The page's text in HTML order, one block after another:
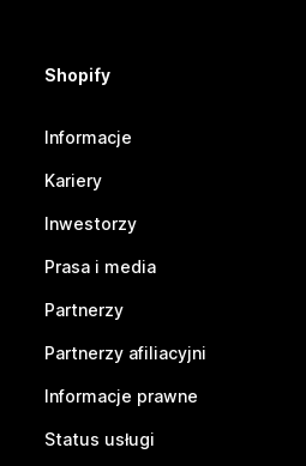
Shopify
Informacje
Kariery
Inwestorzy
Prasa i media
Partnerzy
Partnerzy afiliacyjni
Informacje prawne
Status usługi